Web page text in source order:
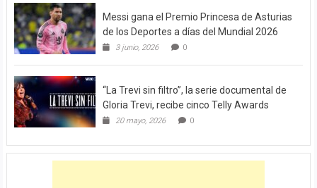
Messi gana el Premio Princesa de Asturias
de los Deportes a días del Mundial 2026
3 junio, 2026 0
“La Trevi sin filtro”, la serie documental de
Gloria Trevi, recibe cinco Telly Awards
20 mayo, 2026 0